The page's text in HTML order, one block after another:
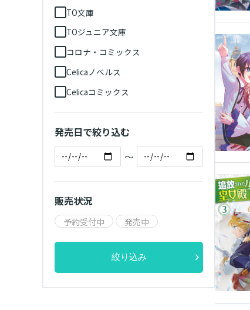
TO文庫
TOジュニア文庫
コロナ・コミックス
Celicaノベルス
Celicaコミックス
発売日で絞り込む
～
販売状況
予約受付中 発売中
絞り込み